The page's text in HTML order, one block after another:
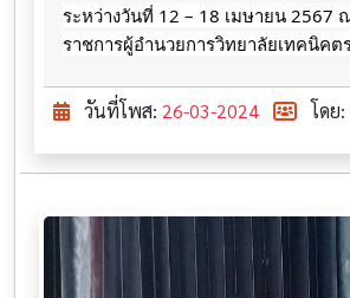
ระหว่างวันที่ 12 – 18 เมษายน 2567
ราชการผู้อำนวยการวิทยาลัยเทคนิคต
วันที่โพส: 26-03-2024 โดย